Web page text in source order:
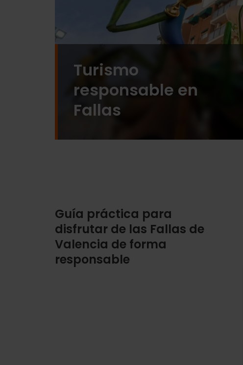
Turismo
responsable en
Fallas
Guía práctica para
disfrutar de las Fallas de
Valencia de forma
responsable